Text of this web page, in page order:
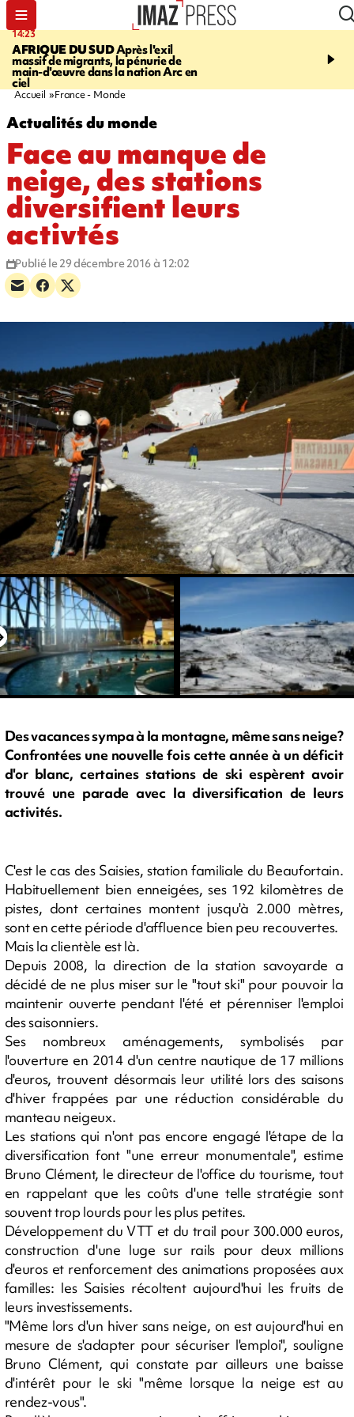
14:23
AFRIQUE DU SUDAprès l'exil
massif de migrants, la pénurie de
main-d'œuvre dans la nation Arc en
ciel
16:32
ans mis en examen et
Accueil France - Monde
Actualités du monde
Face au manque de
neige, des stations
diversifient leurs
activtés
Publié le 29 décembre 2016 à 12:02
Des vacances sympa à la montagne, même sans neige?
Confrontées une nouvelle fois cette année à un déficit
d'or blanc, certaines stations de ski espèrent avoir
trouvé une parade avec la diversification de leurs
activités.
C'est le cas des Saisies, station familiale du Beaufortain.
Habituellement bien enneigées, ses 192 kilomètres de
pistes, dont certaines montent jusqu'à 2.000 mètres,
sont en cette période d'affluence bien peu recouvertes.
Mais la clientèle est là.
Depuis 2008, la direction de la station savoyarde a
décidé de ne plus miser sur le "tout ski" pour pouvoir la
maintenir ouverte pendant l'été et pérenniser l'emploi
des saisonniers.
Ses nombreux aménagements, symbolisés par
l'ouverture en 2014 d'un centre nautique de 17 millions
d'euros, trouvent désormais leur utilité lors des saisons
d'hiver frappées par une réduction considérable du
manteau neigeux.
Les stations qui n'ont pas encore engagé l'étape de la
diversification font "une erreur monumentale", estime
Bruno Clément, le directeur de l'office du tourisme, tout
en rappelant que les coûts d'une telle stratégie sont
souvent trop lourds pour les plus petites.
Développement du VTT et du trail pour 300.000 euros,
construction d'une luge sur rails pour deux millions
d'euros et renforcement des animations proposées aux
familles: les Saisies récoltent aujourd'hui les fruits de
leurs investissements.
"Même lors d'un hiver sans neige, on est aujourd'hui en
mesure de s'adapter pour sécuriser l'emploi", souligne
Bruno Clément, qui constate par ailleurs une baisse
d'intérêt pour le ski "même lorsque la neige est au
rendez-vous".